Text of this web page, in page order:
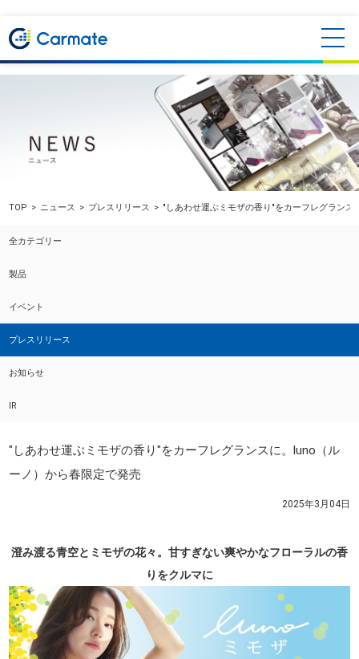
TOP ニュース プレスリリース "しあわせ運ぶミモザの香り"をカーフレグラン
全カテゴリー
製品
イベント
プレスリリース
お知らせ
IR
"しあわせ運ぶミモザの香り"をカーフレグランスに。luno（ル
ーノ）から春限定で発売
2025年3月04日
澄み渡る青空とミモザの花々。甘すぎない爽やかなフローラルの香
りをクルマに